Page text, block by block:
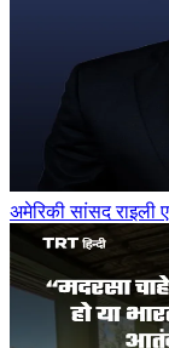
अमेरिकी सांसद राइली